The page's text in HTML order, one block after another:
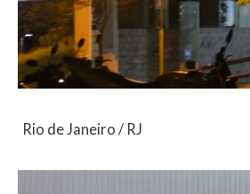
Rio de Janeiro / RJ